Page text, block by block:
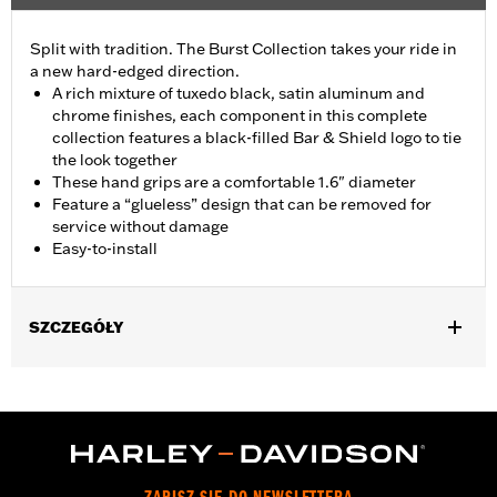
Split with tradition. The Burst Collection takes your ride in
a new hard-edged direction.
A rich mixture of tuxedo black, satin aluminum and
chrome finishes, each component in this complete
collection features a black-filled Bar & Shield logo to tie
the look together
These hand grips are a comfortable 1.6" diameter
Feature a “glueless” design that can be removed for
service without damage
Easy-to-install
SZCZEGÓŁY
Installation Instructions